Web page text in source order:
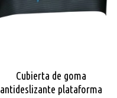
Cubierta de goma
antideslizante plataforma